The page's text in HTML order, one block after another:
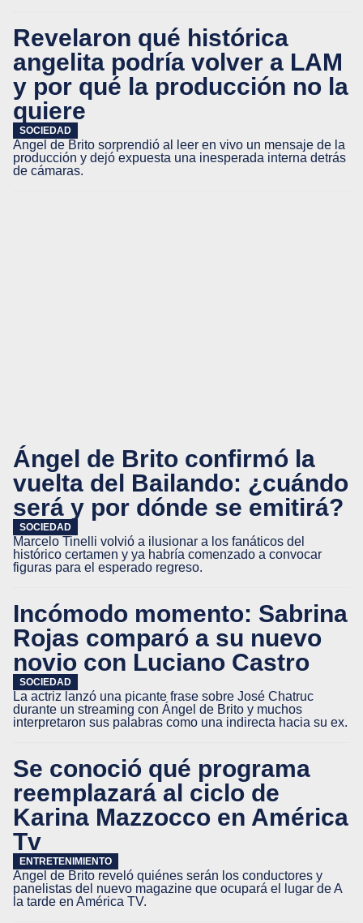
Revelaron qué histórica
angelita podría volver a LAM
y por qué la producción no la
quiere
SOCIEDAD
Ángel de Brito sorprendió al leer en vivo un mensaje de la
producción y dejó expuesta una inesperada interna detrás
de cámaras.
Ángel de Brito confirmó la
vuelta del Bailando: ¿cuándo
será y por dónde se emitirá?
SOCIEDAD
Marcelo Tinelli volvió a ilusionar a los fanáticos del
histórico certamen y ya habría comenzado a convocar
figuras para el esperado regreso.
Incómodo momento: Sabrina
Rojas comparó a su nuevo
novio con Luciano Castro
SOCIEDAD
La actriz lanzó una picante frase sobre José Chatruc
durante un streaming con Ángel de Brito y muchos
interpretaron sus palabras como una indirecta hacia su ex.
Se conoció qué programa
reemplazará al ciclo de
Karina Mazzocco en América
Tv
ENTRETENIMIENTO
Ángel de Brito reveló quiénes serán los conductores y
panelistas del nuevo magazine que ocupará el lugar de A
la tarde en América TV.